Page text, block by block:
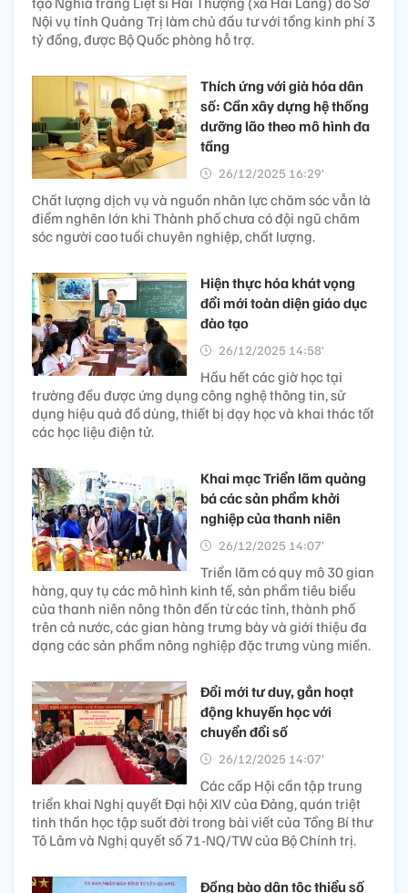
Nội vụ tỉnh Quảng Trị làm chủ đầu tư với tổng kinh phí 3
tỷ đồng, được Bộ Quốc phòng hỗ trợ.
Thích ứng với già hóa dân
số: Cần xây dựng hệ thống
dưỡng lão theo mô hình đa
tầng​
26/12/2025 16:29’
Chất lượng dịch vụ và nguồn nhân lực chăm sóc vẫn là
điểm nghẽn lớn khi Thành phố chưa có đội ngũ chăm
sóc người cao tuổi chuyên nghiệp, chất lượng.
Hiện thực hóa khát vọng
đổi mới toàn diện giáo dục
đào tạo
26/12/2025 14:58’
Hầu hết các giờ học tại
trường đều được ứng dụng công nghệ thông tin, sử
dụng hiệu quả đồ dùng, thiết bị dạy học và khai thác tốt
các học liệu điện tử.
Khai mạc Triển lãm quảng
bá các sản phẩm khởi
nghiệp của thanh niên
26/12/2025 14:07’
Triển lãm có quy mô 30 gian
hàng, quy tụ các mô hình kinh tế, sản phẩm tiêu biểu
của thanh niên nông thôn đến từ các tỉnh, thành phố
trên cả nước, các gian hàng trưng bày và giới thiệu đa
dạng các sản phẩm nông nghiệp đặc trưng vùng miền.
Đổi mới tư duy, gắn hoạt
động khuyến học với
chuyển đổi số
26/12/2025 14:07’
Các cấp Hội cần tập trung
triển khai Nghị quyết Đại hội XIV của Đảng, quán triệt
tinh thần học tập suốt đời trong bài viết của Tổng Bí thư
Tô Lâm và Nghị quyết số 71-NQ/TW của Bộ Chính trị.
Đồng bào dân tộc thiểu số